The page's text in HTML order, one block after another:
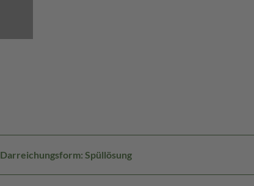
Darreichungsform: Spüllösung